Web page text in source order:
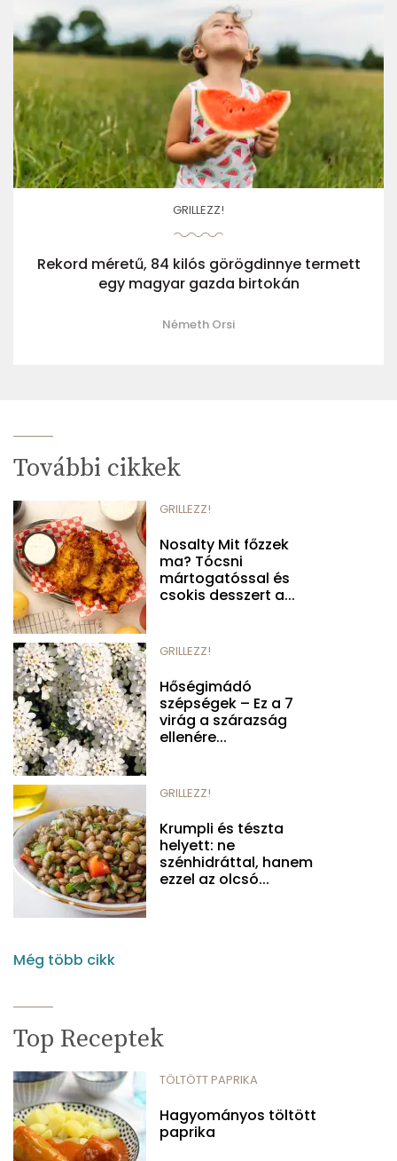
GRILLEZZ!
Rekord méretű, 84 kilós görögdinnye termett
egy magyar gazda birtokán
Németh Orsi
További cikkek
GRILLEZZ!
Nosalty Mit főzzek
ma? Tócsni
mártogatóssal és
csokis desszert a...
GRILLEZZ!
Hőségimádó
szépségek – Ez a 7
virág a szárazság
ellenére...
GRILLEZZ!
Krumpli és tészta
helyett: ne
szénhidráttal, hanem
ezzel az olcsó...
Még több cikk
Top Receptek
TÖLTÖTT PAPRIKA
Hagyományos töltött
paprika